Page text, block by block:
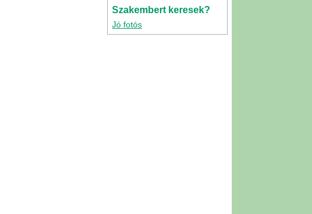
Szakembert keresek?
Jó fotós